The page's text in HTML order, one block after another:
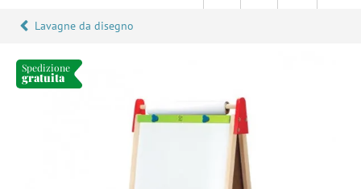
Lavagne da disegno
Spedizione
gratuita